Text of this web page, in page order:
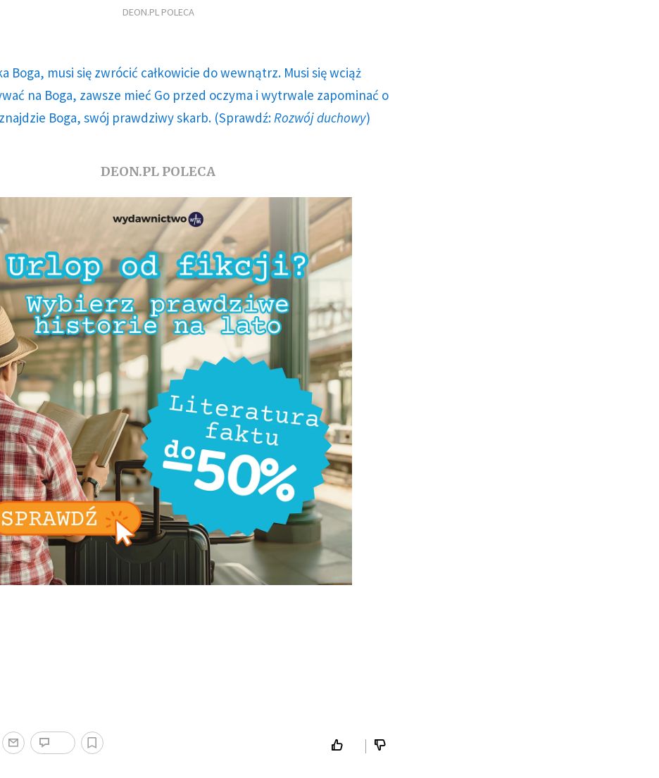
DEON.PL POLECA
Boga, musi się zwrócić całkowicie do wewnątrz. Musi się wciąż
na Boga, zawsze mieć Go przed oczyma i wytrwale zapominać o
Boga, swój prawdziwy skarb. (Sprawdź: Rozwój duchowy)
DEON.PL POLECA